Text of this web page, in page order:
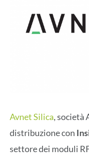
Avnet Silica, società
distribuzione con
settore dei moduli